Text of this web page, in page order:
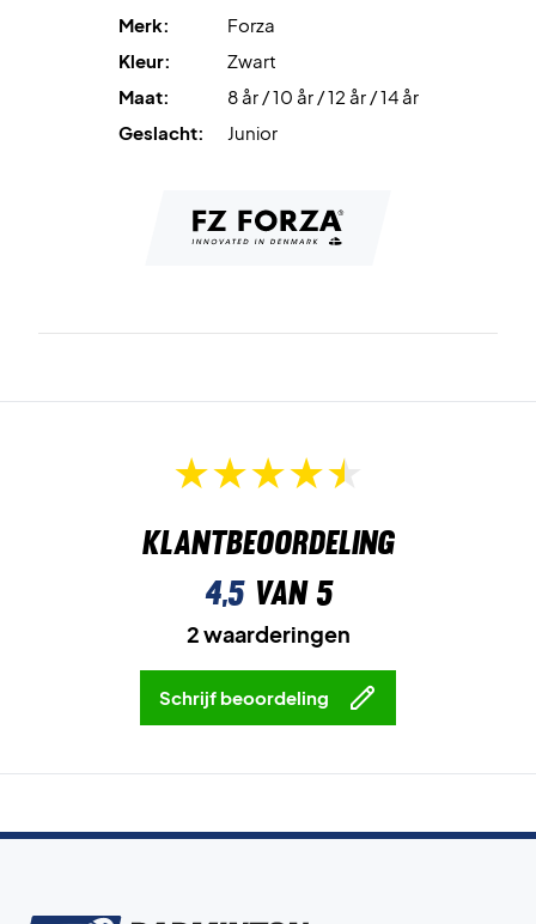
Kleur: ZwartMerk:
Forza
Kleur:
Zwart
Maat:
8 år / 10 år / 12 år / 14 år
Geslacht:
Junior
Klantbeoordeling
4,5van 5
2 waarderingen
Schrijf beoordeling